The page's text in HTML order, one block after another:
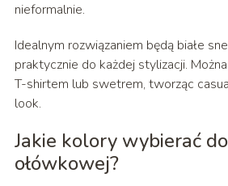
nieformalnie.
Idealnym rozwiązaniem będą białe
praktycznie do każdej stylizacji.
T-shirtem lub swetrem, tworząc
look.
Jakie kolory wybierać
ołówkowej?